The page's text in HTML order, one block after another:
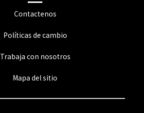
Contactenos
Políticas de cambio
Trabaja con nosotros
Mapa del sitio